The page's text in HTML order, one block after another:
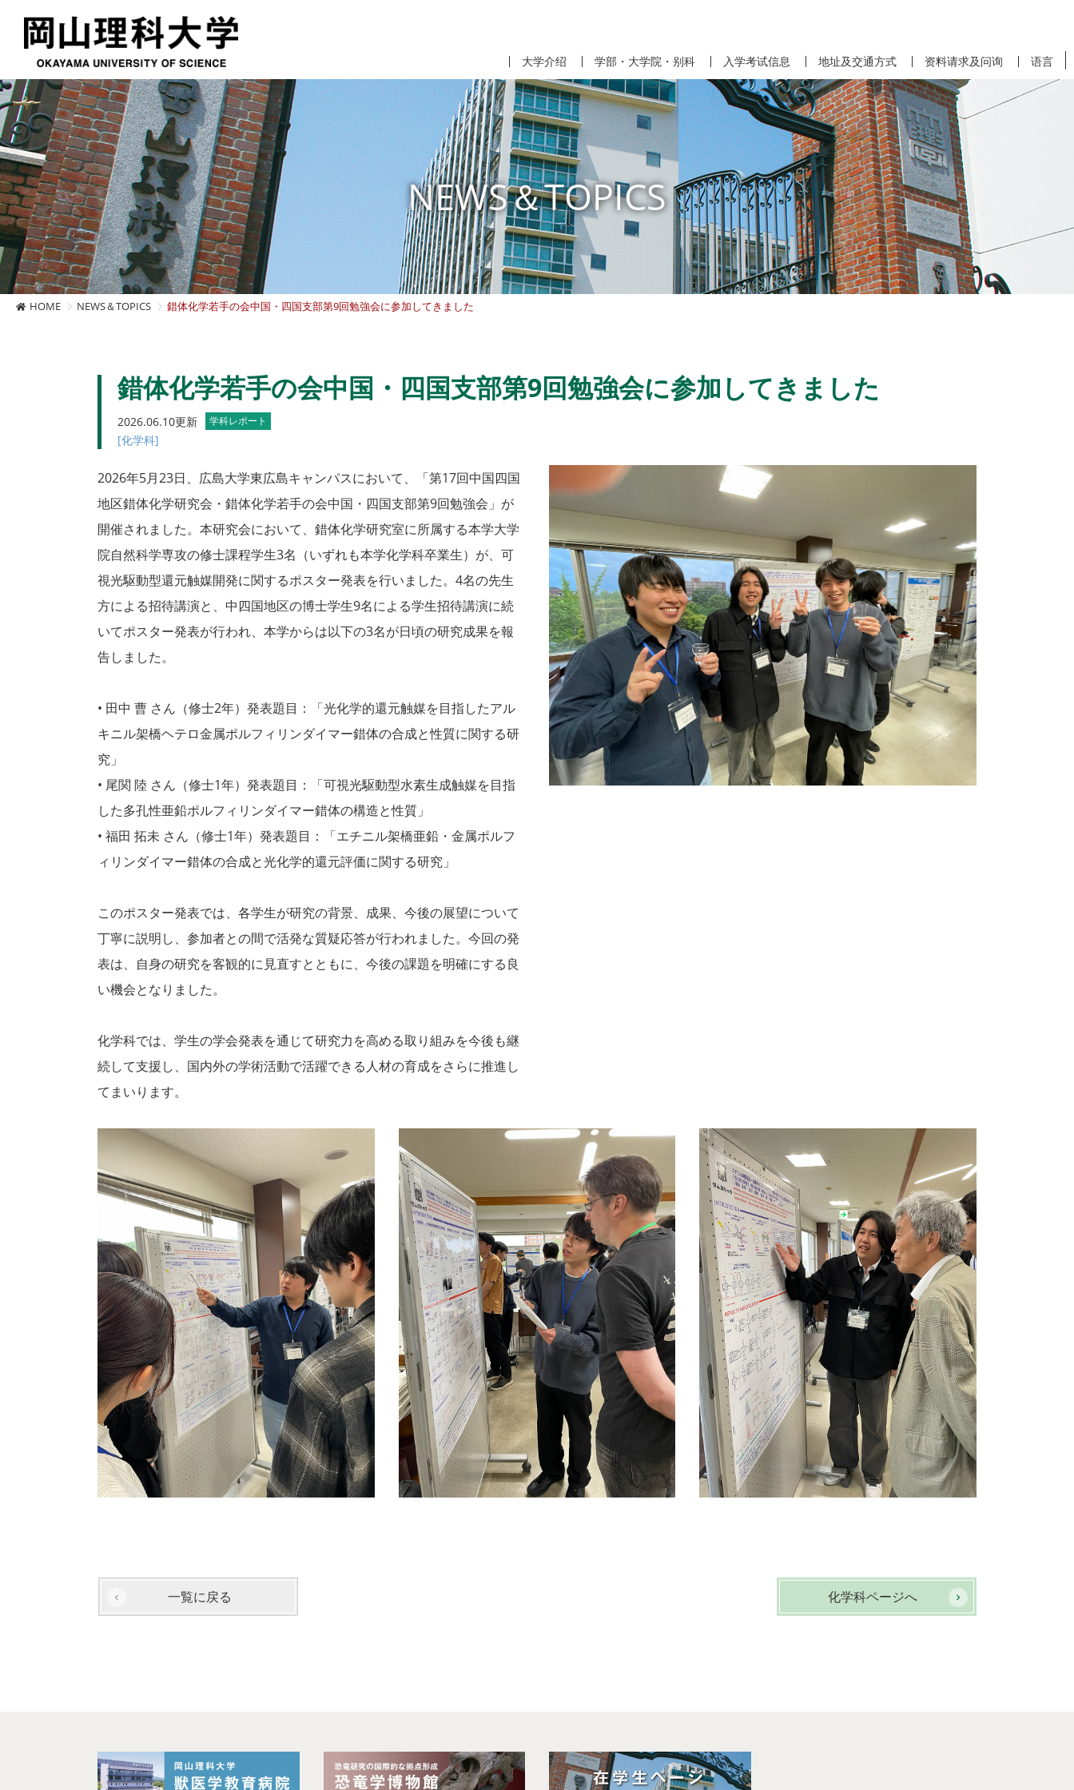
大学介绍 学部・大学院・别科 入学考试信息 地址及交通方式 资料请求及问询 语言
NEWS＆TOPICS
HOME NEWS＆TOPICS 錯体化学若手の会中国・四国支部第9回勉強会に参加してきました
錯体化学若手の会中国・四国支部第9回勉強会に参加してきました
2026.06.10更新 学科レポート
[化学科]
2026年5月23日、広島大学東広島キャンパスにおいて、「第17回中国四国
地区錯体化学研究会・錯体化学若手の会中国・四国支部第9回勉強会」が
開催されました。本研究会において、錯体化学研究室に所属する本学大学
院自然科学専攻の修士課程学生3名（いずれも本学化学科卒業生）が、可
視光駆動型還元触媒開発に関するポスター発表を行いました。4名の先生
方による招待講演と、中四国地区の博士学生9名による学生招待講演に続
いてポスター発表が行われ、本学からは以下の3名が日頃の研究成果を報
告しました。
• 田中 曹 さん（修士2年）発表題目：「光化学的還元触媒を目指したアル
キニル架橋ヘテロ金属ポルフィリンダイマー錯体の合成と性質に関する研
究」
• 尾関 陸 さん（修士1年）発表題目：「可視光駆動型水素生成触媒を目指
した多孔性亜鉛ポルフィリンダイマー錯体の構造と性質」
• 福田 拓未 さん（修士1年）発表題目：「エチニル架橋亜鉛・金属ポルフ
ィリンダイマー錯体の合成と光化学的還元評価に関する研究」
このポスター発表では、各学生が研究の背景、成果、今後の展望について
丁寧に説明し、参加者との間で活発な質疑応答が行われました。今回の発
表は、自身の研究を客観的に見直すとともに、今後の課題を明確にする良
い機会となりました。
化学科では、学生の学会発表を通じて研究力を高める取り組みを今後も継
続して支援し、国内外の学術活動で活躍できる人材の育成をさらに推進し
てまいります。
化学科ページへ
一覧に戻る